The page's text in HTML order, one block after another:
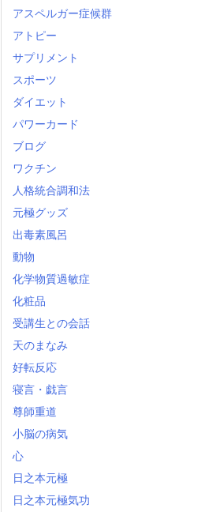
アスペルガー症候群
アトピー
サプリメント
スポーツ
ダイエット
パワーカード
ブログ
ワクチン
人格統合調和法
元極グッズ
出毒素風呂
動物
化学物質過敏症
化粧品
受講生との会話
天のまなみ
好転反応
寝言・戯言
尊師重道
小脳の病気
心
日之本元極
日之本元極気功